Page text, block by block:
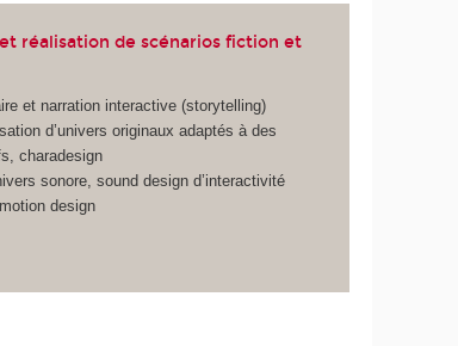
réalisation de scénarios fiction et
et narration interactive (storytelling)
d’univers originaux adaptés à des
charadesign
sonore, sound design d’interactivité
design